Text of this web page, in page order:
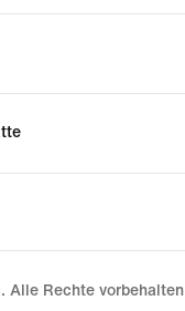
Alle Rechte vorbehalten